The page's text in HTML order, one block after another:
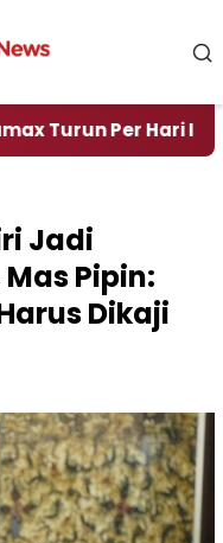
Hari Ini, Segini
Jadi
Pipin:
Dikaji